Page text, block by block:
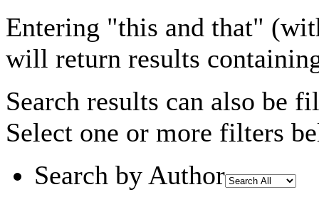
Entering "this and that"
will return results
Search results can also be
Select one or more filters
Search by Author